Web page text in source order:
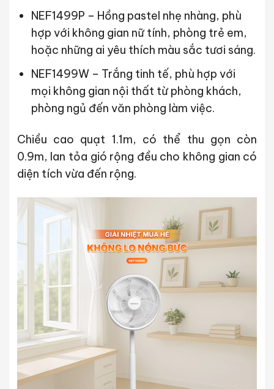
NEF1499P – Hồng pastel nhẹ nhàng, phù
hợp với không gian nữ tính, phòng trẻ em,
hoặc những ai yêu thích màu sắc tươi sáng.
NEF1499W – Trắng tinh tế, phù hợp với
mọi không gian nội thất từ phòng khách,
phòng ngủ đến văn phòng làm việc.
Chiều cao quạt 1.1m, có thể thu gọn còn
0.9m, lan tỏa gió rộng đều cho không gian có
diện tích vừa đến rộng.